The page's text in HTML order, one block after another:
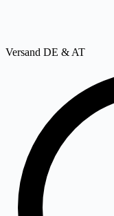
Versand DE & AT